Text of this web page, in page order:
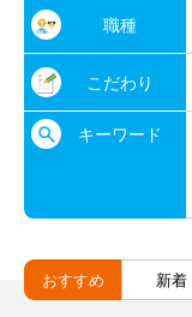
職種
こだわり
キーワード
おすすめ 新着